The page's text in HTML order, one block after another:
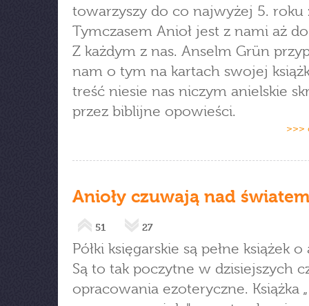
towarzyszy do co najwyżej 5. roku
Tymczasem Anioł jest z nami aż
Z każdym z nas. Anselm Grün
nam o tym na kartach swojej
treść niesie nas niczym anielskie
przez biblijne opowieści.
>>>
Anioły czuwają nad
51 27
Półki księgarskie są pełne książek o
Są to tak poczytne w dzisiejszych
opracowania ezoteryczne. Książka